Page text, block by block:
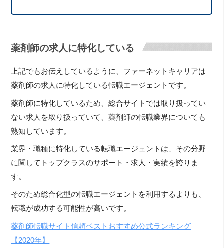
薬剤師の求人に特化している
上記でもお伝えしているように、ファーネットキャリアは
薬剤師の求人に特化している転職エージェントです。
薬剤師に特化しているため、総合サイトでは取り扱ってい
ない求人を取り扱っていて、薬剤師の転職業界についても
熟知しています。
業界・職種に特化している転職エージェントは、その分野
に関してトップクラスのサポート・求人・実績を誇りま
す。
そのため総合化型の転職エージェントを利用するよりも、
転職が成功する可能性が高いです。
薬剤師転職サイト信頼ベストおすすめ公式ランキング
【2020年】